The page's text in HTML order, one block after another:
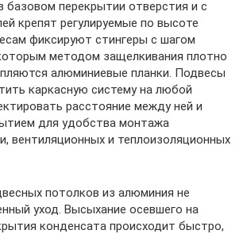
базовом перекрытии отверстия и с
крепят регулируемые по высоте
фиксируют стингеры с шагом
методом защелкивания плотно
алюминиевые планки. Подвесы
каркасную систему на любой
расстояние между ней и
для удобства монтажа
вентиляционных и теплоизоляционных
потолков из алюминия не
уход. Высыхание осевшего на
конденсата происходит быстро,